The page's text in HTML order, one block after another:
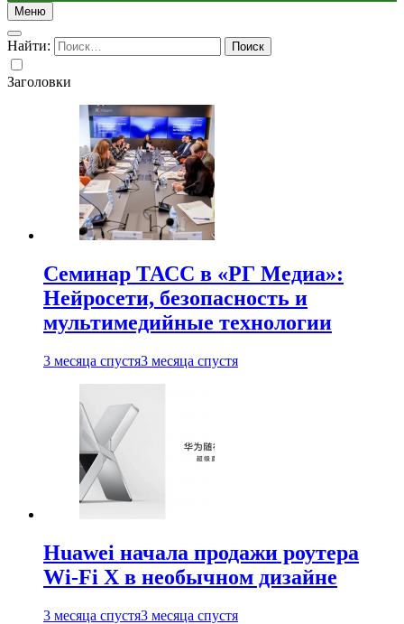
Меню
Найти:
Заголовки
Семинар ТАСС в «РГ Медиа»:
Нейросети, безопасность и
мультимедийные технологии
3 месяца спустя3 месяца спустя
Huawei начала продажи роутера
Wi-Fi X в необычном дизайне
3 месяца спустя3 месяца спустя